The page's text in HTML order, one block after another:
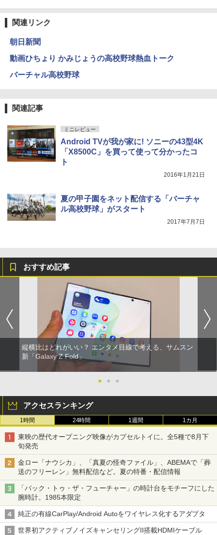
関連リンク
朝日新聞
動画ひちょり かみじょうの高校野球熱血トーク
バーチャル高校野球
関連記事
ミニレビュー
Android TVが我が家に! ソニーの43型4K
「X8500C」を買って使って分かったコ
ト
2016年1月21日
夏の甲子園をネット配信する「バーチャ
ル高校野球」がスタート
2017年7月7日
おすすめ記事
縦横比はどれがいい？ エンタメ目線で考える、サムスン
新「Galaxy Z Fold」
● ● ●
アクセスランキング
1時間 24時間 1週間 1カ月
東映の歴代オープニング映像がカプセルトイに。全5種で8月下
旬発売
金ロー「ナウシカ」、「真夏の怪奇ファイル」、ABEMAで「葬
送のフリーレン」無料配信など。夏の特番・配信情報
「バック・トゥ・ザ・フューチャー」の時計台をモチーフにした
腕時計。1985本限定
純正の有線CarPlay/Android Autoをワイヤレス化するアダプタ
世界初アクティブノイズキャンセリングII搭載HDMIケーブル